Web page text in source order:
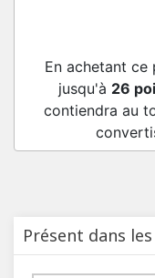
En achetant
jusqu'à 26
contiendra au
Présent dans